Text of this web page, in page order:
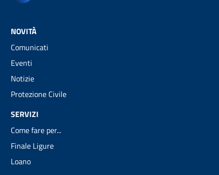
NOVITÀ
Comunicati
Eventi
Notizie
Protezione Civile
SERVIZI
Come fare per...
Finale Ligure
Loano